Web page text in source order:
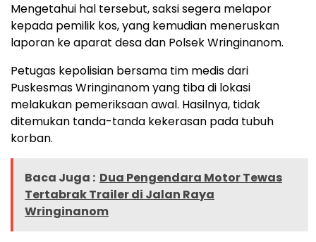
Mengetahui hal tersebut, saksi segera melapor
kepada pemilik kos, yang kemudian meneruskan
laporan ke aparat desa dan Polsek Wringinanom.
Petugas kepolisian bersama tim medis dari
Puskesmas Wringinanom yang tiba di lokasi
melakukan pemeriksaan awal. Hasilnya, tidak
ditemukan tanda-tanda kekerasan pada tubuh
korban.
Baca Juga : Dua Pengendara Motor Tewas
Tertabrak Trailer di Jalan Raya
Wringinanom